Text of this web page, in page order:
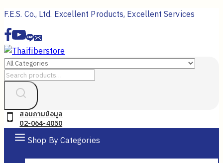
Skip
to
content
F.E.S. Co., Ltd. Excellent Products, Excellent Services
Search
สอบถามข้อมูล
02-064-4050
Shop By Categories